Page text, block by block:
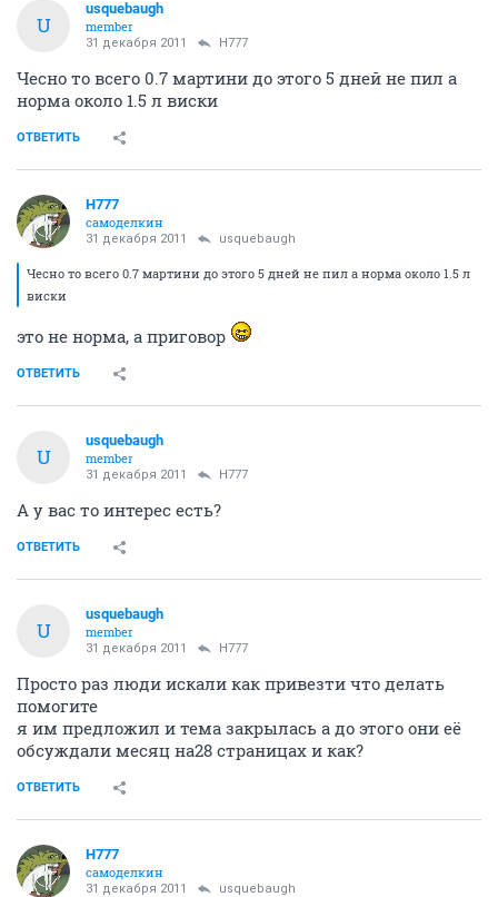
U
usquebaugh
member
31 декабря 2011 H777
Чесно то всего 0.7 мартини до этого 5 дней не пил а
норма около 1.5 л виски
ОТВЕТИТЬ
H777
самоделкин
31 декабря 2011 usquebaugh
Чесно то всего 0.7 мартини до этого 5 дней не пил а норма около 1.5 л
виски
это не норма, а приговор
ОТВЕТИТЬ
U
usquebaugh
member
31 декабря 2011 H777
А у вас то интерес есть?
ОТВЕТИТЬ
U
usquebaugh
member
31 декабря 2011 H777
Просто раз люди искали как привезти что делать
помогите
я им предложил и тема закрылась а до этого они её
обсуждали месяц на28 страницах и как?
ОТВЕТИТЬ
H777
самоделкин
31 декабря 2011 usquebaugh